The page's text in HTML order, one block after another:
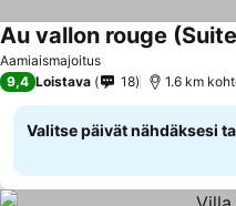
Aamiaismajoitus
Au vallon rouge
9,4 Loistava 18 1.6 km
Valitse päivät nähdäksesi